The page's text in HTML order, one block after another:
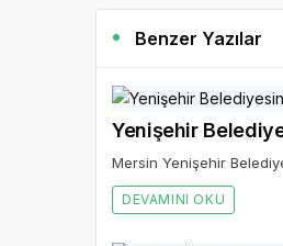
Benzer Yazılar
Yenişehir
Mersin Yenişehir
DEVAMINI OKU